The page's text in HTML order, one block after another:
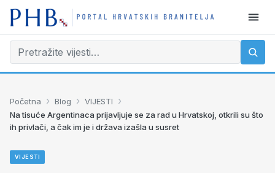
Početna › Blog › VIJESTI ›
Na tisuće Argentinaca prijavljuje se za rad u Hrvatskoj, otkrili su što
ih privlači, a čak im je i država izašla u susret
VIJESTI